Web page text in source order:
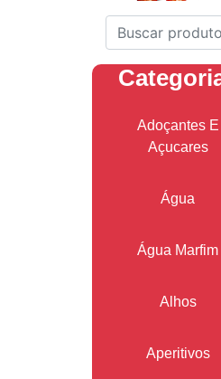
Adoçantes E
Açucares
Água
Água Marfim
Alhos
Aperitivos